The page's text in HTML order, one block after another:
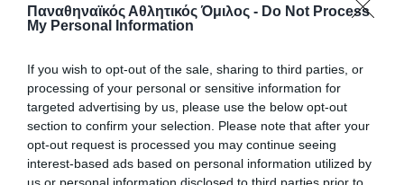
Παναθηναϊκός Αθλητικός Όμιλος - Do Not Process
My Personal Information
If you wish to opt-out of the sale, sharing to third parties, or
processing of your personal or sensitive information for
targeted advertising by us, please use the below opt-out
section to confirm your selection. Please note that after your
opt-out request is processed you may continue seeing
interest-based ads based on personal information utilized by
Εγγραφές στην ακαδημία
μπάσκετ του Παναθηναϊκού 2026-
27
Η νέα αγωνιστική σεζόν πλησιάζει και η Ακαδημία του